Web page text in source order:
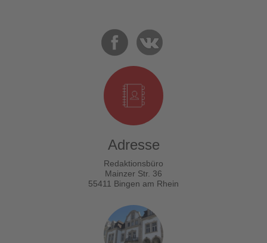
Adresse
Redaktionsbüro
Mainzer Str. 36
55411 Bingen am Rhein